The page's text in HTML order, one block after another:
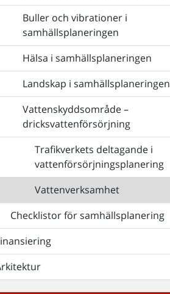
Buller och vibrationer i
samhällsplaneringen
Hälsa i samhällsplaneringen
Landskap i samhällsplaneringen
Vattenskyddsområde –
dricksvattenförsörjning
Trafikverkets deltagande i
vattenförsörjningsplanering
Vattenverksamhet
Checklistor för samhällsplanering